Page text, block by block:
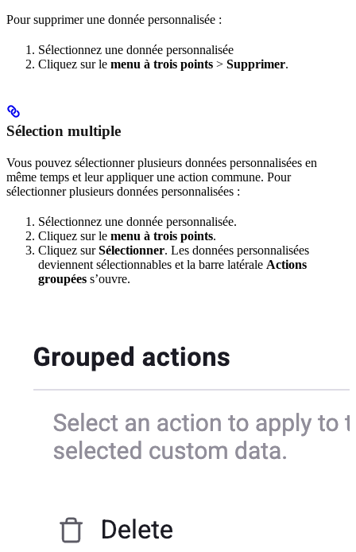
Pour supprimer une donnée personnalisée :
Sélectionnez une donnée personnalisée
Cliquez sur le menu à trois points > Supprimer.
Sélection multiple
Vous pouvez sélectionner plusieurs données personnalisées en
même temps et leur appliquer une action commune. Pour
sélectionner plusieurs données personnalisées :
Sélectionnez une donnée personnalisée.
Cliquez sur le menu à trois points.
Cliquez surSélectionner. Les données personnalisées
deviennent sélectionnables et la barre latérale Actions
groupées s’ouvre.